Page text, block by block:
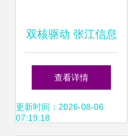
双核驱动 张江信息
科技新里程碑——
中心与孵化器正式
查看详情
更新时间：2026-08-06
07:19:18